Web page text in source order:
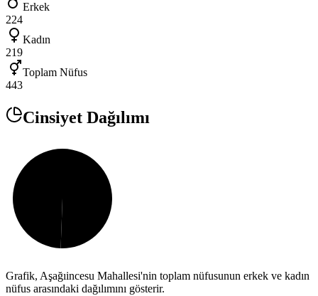
Erkek
224
Kadın
219
Toplam Nüfus
443
Cinsiyet Dağılımı
Grafik, Aşağıincesu Mahallesi'nin toplam nüfusunun erkek ve kadın
nüfus arasındaki dağılımını gösterir.